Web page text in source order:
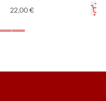
22,00 €